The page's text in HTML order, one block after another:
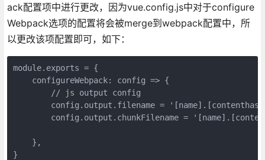
ack配置项中进行更改，因为vue.config.js中对于configure
Webpack选项的配置将会被merge到webpack配置中，所
以更改该项配置即可，如下：
module.exports = {
    configureWebpack: config => {
        // js output config
config.output.filename =
config.output.chunkFilename =
    },
}